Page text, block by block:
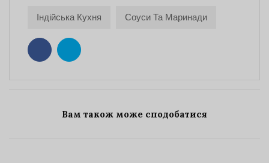
Індійська Кухня Соуси Та Маринади
Вам також може сподобатися